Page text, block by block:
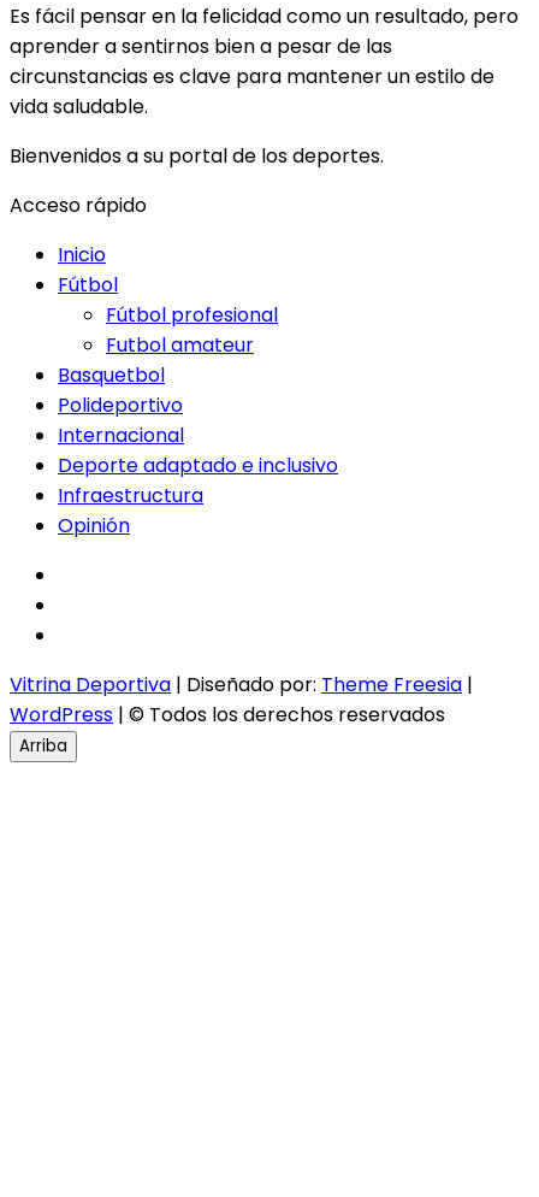
Es fácil pensar en la felicidad como un resultado, pero
aprender a sentirnos bien a pesar de las
circunstancias es clave para mantener un estilo de
vida saludable.
Bienvenidos a su portal de los deportes.
Acceso rápido
Inicio
Fútbol
Fútbol profesional
Futbol amateur
Basquetbol
Polideportivo
Internacional
Deporte adaptado e inclusivo
Infraestructura
Opinión
Vitrina Deportiva | Diseñado por: Theme Freesia |
WordPress | © Todos los derechos reservados
Arriba